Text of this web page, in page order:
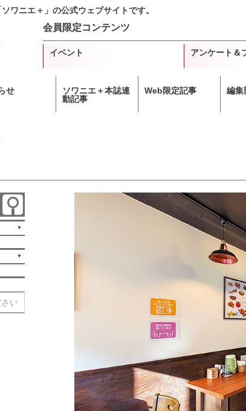
ワニエ＋」の公式ウェブサイトです。
会員限定コンテンツ
イベント アンケート＆
せ
ソワニエ＋本誌連
動記事
Web限定記事 編集